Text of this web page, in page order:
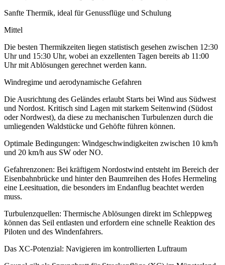
Sanfte Thermik, ideal für Genussflüge und Schulung
Mittel
Die besten Thermikzeiten liegen statistisch gesehen zwischen 12:30
Uhr und 15:30 Uhr, wobei an exzellenten Tagen bereits ab 11:00
Uhr mit Ablösungen gerechnet werden kann.
Windregime und aerodynamische Gefahren
Die Ausrichtung des Geländes erlaubt Starts bei Wind aus Südwest
und Nordost. Kritisch sind Lagen mit starkem Seitenwind (Südost
oder Nordwest), da diese zu mechanischen Turbulenzen durch die
umliegenden Waldstücke und Gehöfte führen können.
Optimale Bedingungen: Windgeschwindigkeiten zwischen 10 km/h
und 20 km/h aus SW oder NO.
Gefahrenzonen: Bei kräftigem Nordostwind entsteht im Bereich der
Eisenbahnbrücke und hinter den Baumreihen des Hofes Hermeling
eine Leesituation, die besonders im Endanflug beachtet werden
muss.
Turbulenzquellen: Thermische Ablösungen direkt im Schleppweg
können das Seil entlasten und erfordern eine schnelle Reaktion des
Piloten und des Windenfahrers.
Das XC-Potenzial: Navigieren im kontrollierten Luftraum